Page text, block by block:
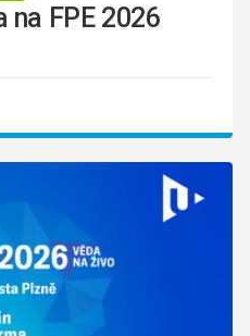
na FPE 2026